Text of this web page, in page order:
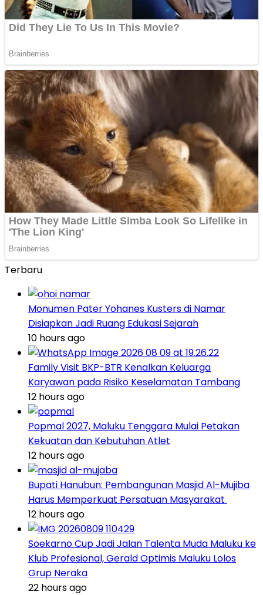
Terbaru
Monumen Pater Yohanes Kusters di Namar
Disiapkan Jadi Ruang Edukasi Sejarah
10 hours ago
Family Visit BKP-BTR Kenalkan Keluarga
Karyawan pada Risiko Keselamatan Tambang
12 hours ago
Popmal 2027, Maluku Tenggara Mulai Petakan
Kekuatan dan Kebutuhan Atlet
12 hours ago
Bupati Hanubun: Pembangunan Masjid Al-Mujiba
Harus Memperkuat Persatuan Masyarakat
12 hours ago
Soekarno Cup Jadi Jalan Talenta Muda Maluku ke
Klub Profesional, Gerald Optimis Maluku Lolos
Grup Neraka
22 hours ago